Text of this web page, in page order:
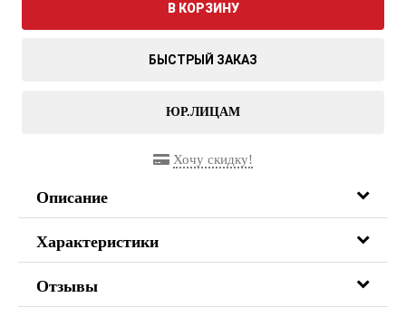
В КОРЗИНУ
БЫСТРЫЙ ЗАКАЗ
ЮР.ЛИЦАМ
Хочу скидку!
Описание
Характеристики
Отзывы